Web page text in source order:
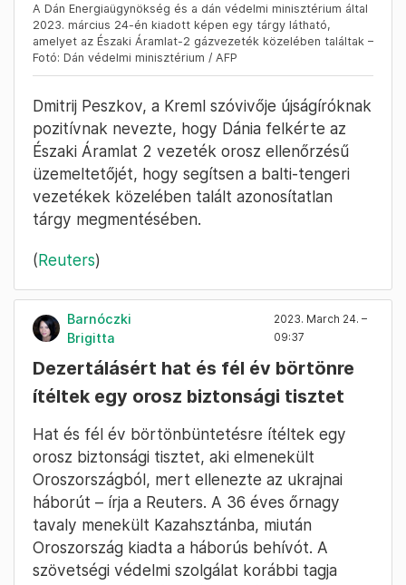
A Dán Energiaügynökség és a dán védelmi minisztérium által
2023. március 24-én kiadott képen egy tárgy látható,
amelyet az Északi Áramlat-2 gázvezeték közelében találtak –
Fotó: Dán védelmi minisztérium / AFP
Dmitrij Peszkov, a Kreml szóvivője újságíróknak
pozitívnak nevezte, hogy Dánia felkérte az
Északi Áramlat 2 vezeték orosz ellenőrzésű
üzemeltetőjét, hogy segítsen a balti-tengeri
vezetékek közelében talált azonosítatlan
tárgy megmentésében.
(Reuters)
Barnóczki
Brigitta
2023. March 24. –
09:37
Dezertálásért hat és fél év börtönre
ítéltek egy orosz biztonsági tisztet
Hat és fél év börtönbüntetésre ítéltek egy
orosz biztonsági tisztet, aki elmenekült
Oroszországból, mert ellenezte az ukrajnai
háborút – írja a Reuters. A 36 éves őrnagy
tavaly menekült Kazahsztánba, miután
Oroszország kiadta a háborús behívót. A
szövetségi védelmi szolgálat korábbi tagja